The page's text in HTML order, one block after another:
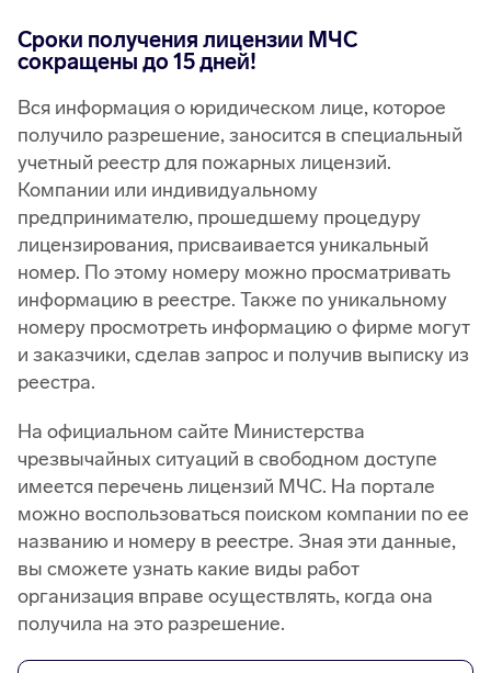
Сроки получения лицензии МЧС
сокращены до 15 дней!
Вся информация о юридическом лице, которое
получило разрешение, заносится в специальный
учетный реестр для пожарных лицензий.
Компании или индивидуальному
предпринимателю, прошедшему процедуру
лицензирования, присваивается уникальный
номер. По этому номеру можно просматривать
информацию в реестре. Также по уникальному
номеру просмотреть информацию о фирме могут
и заказчики, сделав запрос и получив выписку из
реестра.
На официальном сайте Министерства
чрезвычайных ситуаций в свободном доступе
имеется перечень лицензий МЧС. На портале
можно воспользоваться поиском компании по ее
названию и номеру в реестре. Зная эти данные,
вы сможете узнать какие виды работ
организация вправе осуществлять, когда она
получила на это разрешение.